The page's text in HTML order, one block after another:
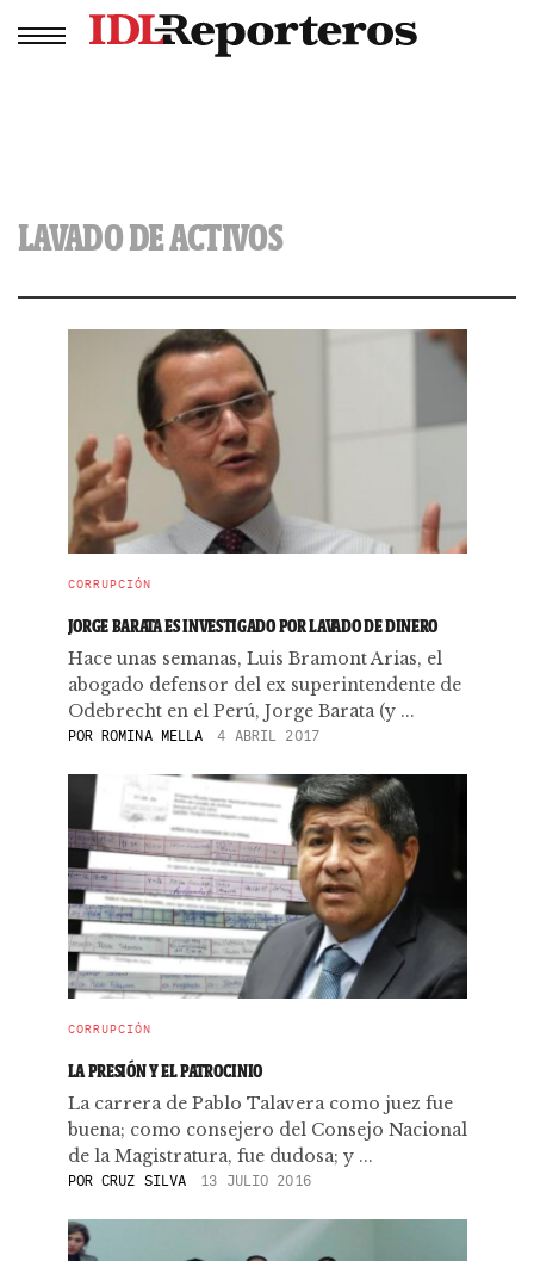
LAVADO DE ACTIVOS
CORRUPCIÓN
JORGE BARATA ES INVESTIGADO POR LAVADO DE DINERO
Hace unas semanas, Luis Bramont Arias, el
abogado defensor del ex superintendente de
Odebrecht en el Perú, Jorge Barata (y ...
POR ROMINA MELLA 4 ABRIL 2017
CORRUPCIÓN
LA PRESIÓN Y EL PATROCINIO
La carrera de Pablo Talavera como juez fue
buena; como consejero del Consejo Nacional
de la Magistratura, fue dudosa; y ...
PORCRUZ SILVA 13 JULIO 2016